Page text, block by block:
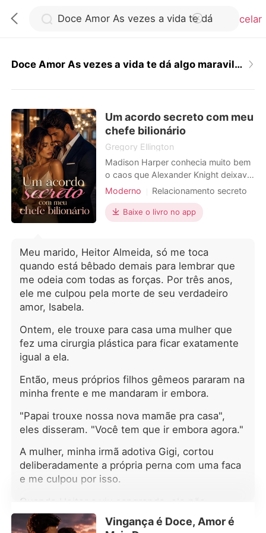
Cancelar
Loja
Histórico
Sair
Doce Amor As vezes a vida te dá algo maravilhoso
Um acordo secreto com meu
chefe bilionário
Gregory Ellington
Madison Harper conhecia muito bem
o caos que Alexander Knight deixava
por onde passava. Como assistente
havia resolvido inúmeros escândalos,
acalmado ex-namoradas e impedido
dele chegasse à sala de reuniões.
Porém, uma noite fatídica a levou
para a cama de Alexander, e a
dinâmica entre eles mudou
drasticamente desde então: o que
incontrolável se transformou em algo
que nenhum dos dois conseguiu
resistir. Madison precisava de ajuda
despesas médicas da sua mãe, e
Alexander ofereceu os recursos, com
a condição de que ela se tornasse
sua namorada por um ano. Sem
compromisso, sem sentimentos,
apenas negócios. À medida que os
limites entre suas vidas profissionais e
privadas se confundiam, a
determinação de Madison começou a
ela jamais imaginou. Quando ela
Moderno
Relacionamento secreto
Local de trabalho
CEO
Arrogante/Dominador
Baixe o livro no app
Meu marido, Heitor Almeida, só me toca
quando está bêbado demais para lembrar que
me odeia com todas as forças. Por três anos,
ele me culpou pela morte de seu verdadeiro
amor, Isabela.
Ontem, ele trouxe para casa uma mulher que
fez uma cirurgia plástica para ficar exatamente
igual a ela.
Então, meus próprios filhos gêmeos pararam na
minha frente e me mandaram ir embora.
"Papai trouxe nossa nova mamãe pra casa",
eles disseram. "Você tem que ir embora agora."
A mulher, minha irmã adotiva Gigi, cortou
deliberadamente a própria perna com uma faca
e me culpou por isso.
Quando Heitor a viu sangrando, ele não
hesitou. Ele me empurrou para o chão.
Vingança é Doce, Amor é